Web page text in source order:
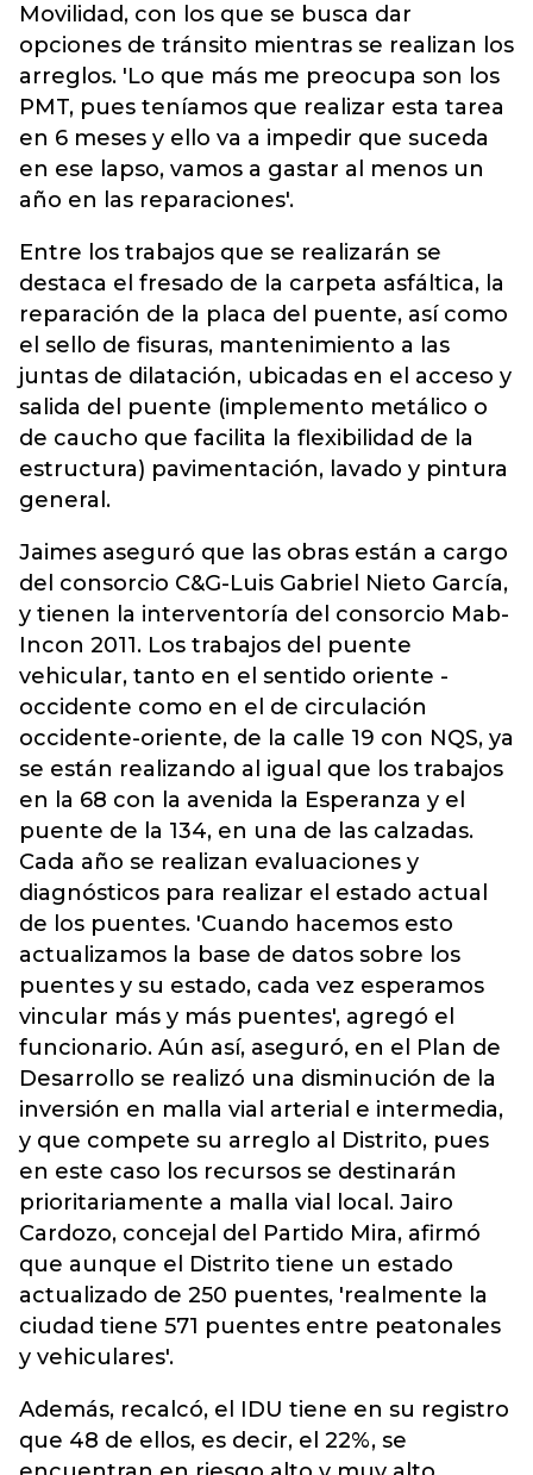
Movilidad, con los que se busca dar
opciones de tránsito mientras se realizan los
arreglos. 'Lo que más me preocupa son los
PMT, pues teníamos que realizar esta tarea
en 6 meses y ello va a impedir que suceda
en ese lapso, vamos a gastar al menos un
año en las reparaciones'.
Entre los trabajos que se realizarán se
destaca el fresado de la carpeta asfáltica, la
reparación de la placa del puente, así como
el sello de fisuras, mantenimiento a las
juntas de dilatación, ubicadas en el acceso y
salida del puente (implemento metálico o
de caucho que facilita la flexibilidad de la
estructura) pavimentación, lavado y pintura
general.
Jaimes aseguró que las obras están a cargo
del consorcio C&G-Luis Gabriel Nieto García,
y tienen la interventoría del consorcio Mab-
Incon 2011. Los trabajos del puente
vehicular, tanto en el sentido oriente -
occidente como en el de circulación
occidente-oriente, de la calle 19 con NQS, ya
se están realizando al igual que los trabajos
en la 68 con la avenida la Esperanza y el
puente de la 134, en una de las calzadas.
Cada año se realizan evaluaciones y
diagnósticos para realizar el estado actual
de los puentes. 'Cuando hacemos esto
actualizamos la base de datos sobre los
puentes y su estado, cada vez esperamos
vincular más y más puentes', agregó el
funcionario. Aún así, aseguró, en el Plan de
Desarrollo se realizó una disminución de la
inversión en malla vial arterial e intermedia,
y que compete su arreglo al Distrito, pues
en este caso los recursos se destinarán
prioritariamente a malla vial local. Jairo
Cardozo, concejal del Partido Mira, afirmó
que aunque el Distrito tiene un estado
actualizado de 250 puentes, 'realmente la
ciudad tiene 571 puentes entre peatonales
y vehiculares'.
Además, recalcó, el IDU tiene en su registro
que 48 de ellos, es decir, el 22%, se